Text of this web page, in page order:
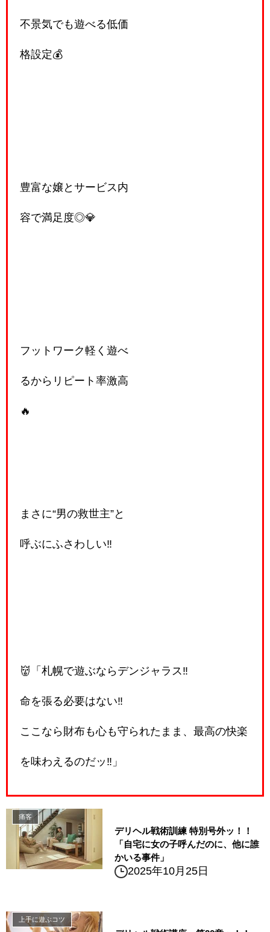
不景気でも遊べる低価
格設定💰
豊富な嬢とサービス内
容で満足度◎💎
フットワーク軽く遊べ
るからリピート率激高
🔥
まさに“男の救世主”と
呼ぶにふさわしい‼️
👹「札幌で遊ぶならデンジャラス‼️
命を張る必要はない‼️
ここなら財布も心も守られたまま、最高の快楽
を味わえるのだッ‼️」
痛客
デリヘル戦術訓練 特別号外ッ！！
「自宅に女の子呼んだのに、他に誰
かいる事件」
2025年10月25日
上手に遊ぶコツ